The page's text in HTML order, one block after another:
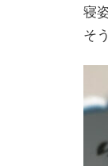
寝
そ